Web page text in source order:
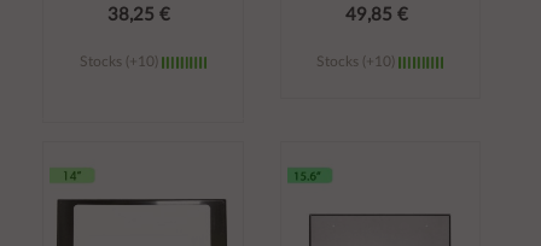
38,25 €
Stocks (+10)
49,85 €
Stocks (+10)